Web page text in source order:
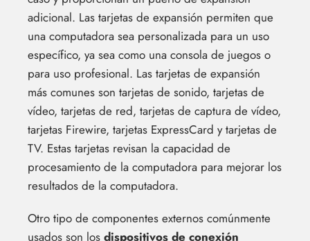
adicional. Las tarjetas de expansión permiten que
una computadora sea personalizada para un uso
específico, ya sea como una consola de juegos o
para uso profesional. Las tarjetas de expansión
más comunes son tarjetas de sonido, tarjetas de
vídeo, tarjetas de red, tarjetas de captura de vídeo,
tarjetas Firewire, tarjetas ExpressCard y tarjetas de
TV. Estas tarjetas revisan la capacidad de
procesamiento de la computadora para mejorar los
resultados de la computadora.
Otro tipo de componentes externos comúnmente
usados son los dispositivos de conexión